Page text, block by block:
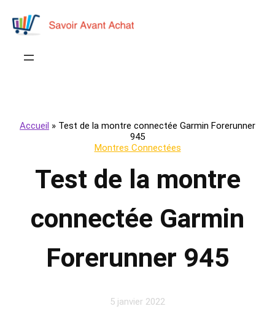
Accueil » Test de la montre connectée Garmin Forerunner
945
Montres Connectées
Test de la montre
connectée Garmin
Forerunner 945
5 janvier 2022